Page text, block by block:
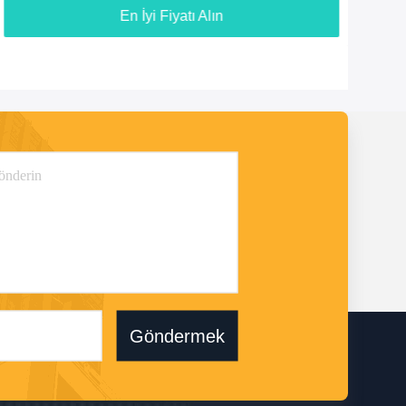
En İyi Fiyatı Alın
Göndermek